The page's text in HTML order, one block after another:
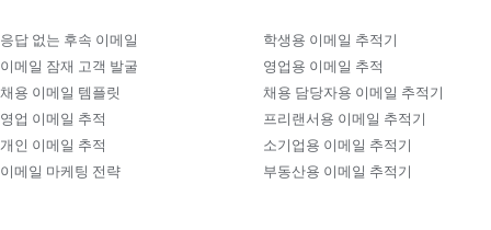
응답 없는 후속 이메일
이메일 잠재 고객 발굴
채용 이메일 템플릿
영업 이메일 추적
개인 이메일 추적
이메일 마케팅 전략
학생용 이메일 추적기
영업용 이메일 추적
채용 담당자용 이메일 추적기
프리랜서용 이메일 추적기
소기업용 이메일 추적기
부동산용 이메일 추적기